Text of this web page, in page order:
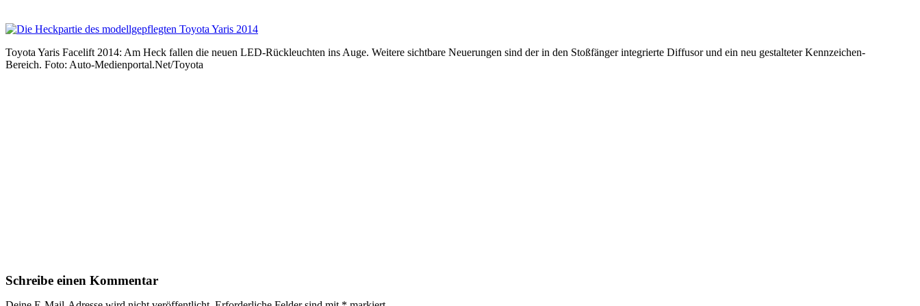
Toyota Yaris Facelift 2014: Am Heck fallen die neuen LED-Rückleuchten ins Auge. Weitere sichtbare Neuerungen sind der in den Stoßfänger integrierte Diffusor und ein neu gestalteter Kennzeichen-
Bereich. Foto: Auto-Medienportal.Net/Toyota
Schreibe einen Kommentar